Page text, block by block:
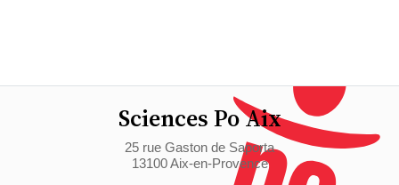
Sciences Po Aix
25 rue Gaston de Saporta
13100 Aix-en-Provence